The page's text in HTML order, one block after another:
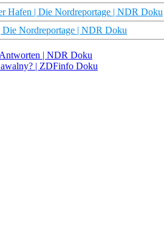
Hafen | Die Nordreportage | NDR Doku
Nordreportage | NDR Doku
| NDR Doku
| ZDFinfo Doku